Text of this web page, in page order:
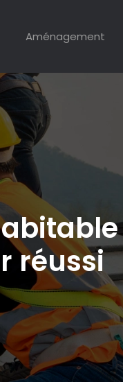
Aménagement
réussi